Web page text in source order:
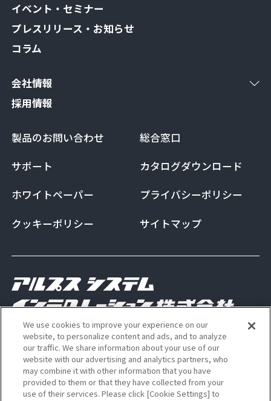
イベント・セミナー
プレスリリース・お知らせ
コラム
会社情報
採用情報
製品のお問い合わせ
総合窓口
サポート
カタログダウンロード
ホワイトペーパー
プライバシーポリシー
クッキーポリシー
サイトマップ
Copyright Alps System Integration Co., Ltd. All
rights reserved
We use cookies to improve your experience on our
website, to personalize content and ads, and to analyze
our traffic. We share information about your use of our
website with our advertising and analytics partners, who
may combine it with other information that you have
provided to them or that they have collected from your
use of their services. Please click [Cookie Settings] to